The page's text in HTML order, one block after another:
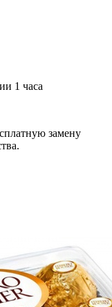
1 часа
замену